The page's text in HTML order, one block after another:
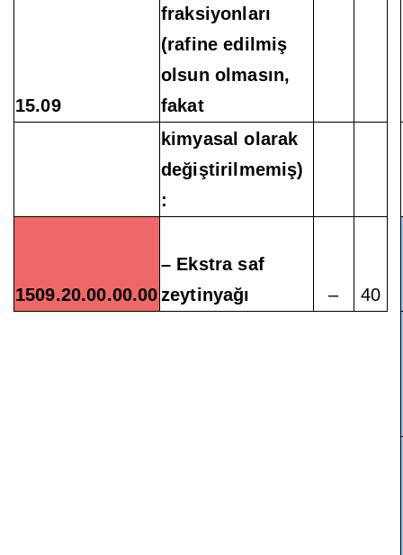
15.09
fraksiyonları
(rafine edilmiş
olsun olmasın,
fakat
kimyasal olarak
değiştirilmemiş)
:
1509.20.00.00.00
– Ekstra saf
zeytinyağı
– 40